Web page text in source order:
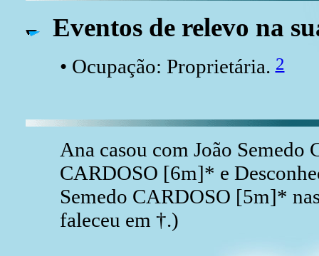
Eventos de relevo na
• Ocupação: Proprietária.2
Ana casou com João
CARDOSO [6m]* e
Semedo CARDOSO [5m]*
faleceu em †.)